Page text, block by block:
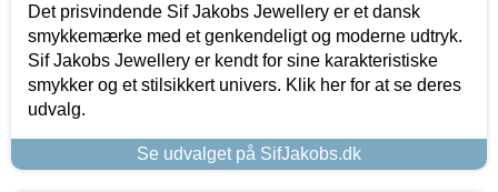
Det prisvindende Sif Jakobs Jewellery er et dansk
smykkemærke med et genkendeligt og moderne udtryk.
Sif Jakobs Jewellery er kendt for sine karakteristiske
smykker og et stilsikkert univers. Klik her for at se deres
udvalg.
Se udvalget på SifJakobs.dk